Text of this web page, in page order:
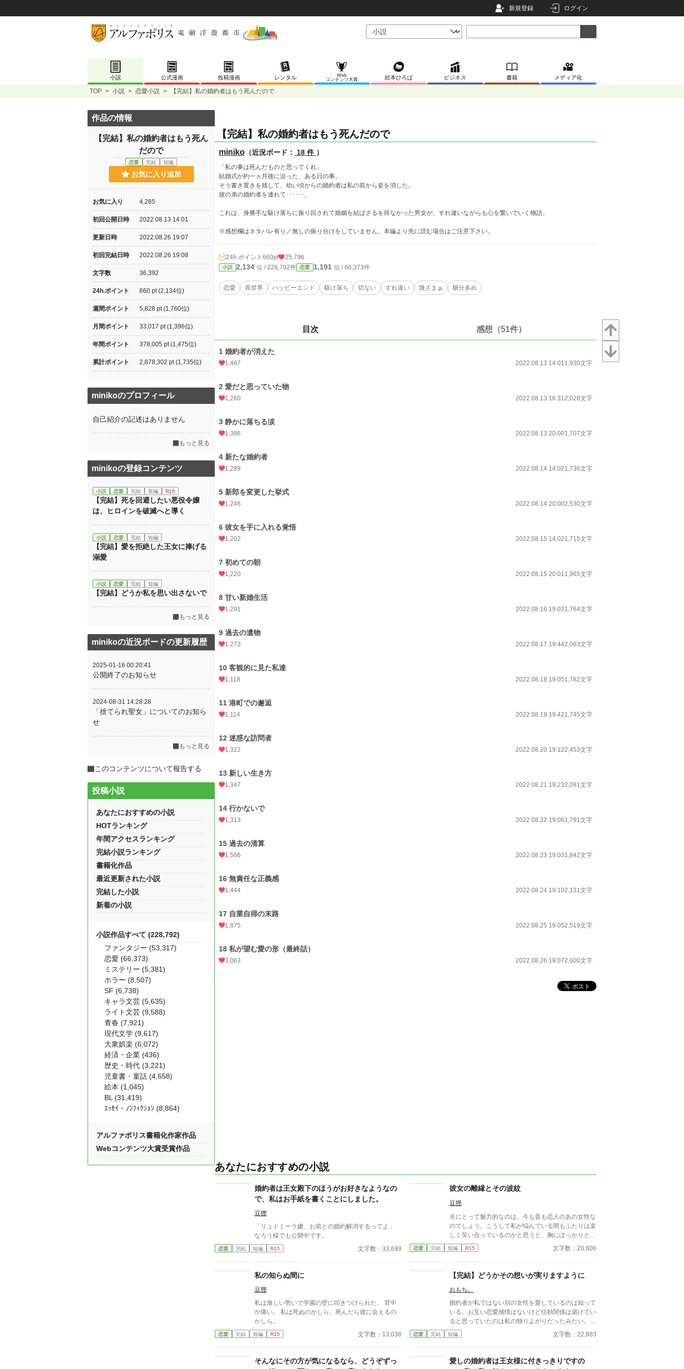
新規登録 ログイン
小説 公式漫画 投稿漫画 レンタル
Web
コンテンツ大賞
絵本ひろば ビジネス 書籍 メディア化
TOP > 小説 > 恋愛小説 > 【完結】私の婚約者はもう死んだので
【完結】私の婚約者はもう死んだので
miniko （近況ボード： 18 件 ）
「私の事は死んだものと思ってくれ」
結婚式が約一ヵ月後に迫った、ある日の事。
そう書き置きを残して、幼い頃からの婚約者は私の前から姿を消した。
彼の弟の婚約者を連れて･･････。
これは、身勝手な駆け落ちに振り回されて婚姻を結ばざるを得なかった男女が、すれ違いながらも心を繋いでいく物語。
※感想欄はネタバレ有り／無しの振り分けをしていません。本編より先に読む場合はご注意下さい。
24h.ポイント 660pt 25,796
小説 2,134 位 / 228,792件 恋愛 1,191 位 / 66,373件
恋愛 異世界 ハッピーエンド 駆け落ち 切ない すれ違い 微ざまぁ 糖分多め
目次 感想（51件）
1 婚約者が消えた
1,467 2022.08.13 14:011,930文字
2 愛だと思っていた物
1,260 2022.08.13 16:312,028文字
3 静かに落ちる涙
1,386 2022.08.13 20:001,707文字
4 新たな婚約者
1,289 2022.08.14 14:021,736文字
5 新郎を変更した挙式
1,246 2022.08.14 20:002,530文字
6 彼女を手に入れる覚悟
1,202 2022.08.15 14:021,715文字
7 初めての朝
1,220 2022.08.15 20:011,965文字
8 甘い新婚生活
1,291 2022.08.16 19:031,764文字
9 過去の遺物
1,273 2022.08.17 19:442,063文字
10 客観的に見た私達
1,118 2022.08.18 19:051,782文字
11 港町での邂逅
1,114 2022.08.19 19:421,745文字
12 迷惑な訪問者
1,322 2022.08.20 19:122,453文字
13 新しい生き方
1,347 2022.08.21 19:232,091文字
14 行かないで
1,313 2022.08.22 19:061,791文字
15 過去の清算
1,566 2022.08.23 19:031,842文字
16 無責任な正義感
1,444 2022.08.24 19:102,131文字
17 自業自得の末路
1,875 2022.08.25 19:052,519文字
18 私が望む愛の形（最終話）
3,063 2022.08.26 19:072,600文字
あなたにおすすめの小説
婚約者は王女殿下のほうがお好きなようなの
で、私はお手紙を書くことにしました。
豆狸
「リュドミーラ嬢、お前との婚約解消するってよ」
なろう様でも公開中です。
恋愛 完結 短編 R15 文字数：33,699
彼女の離縁とその波紋
豆狸
夫にとって魅力的なのは、今も昔も恋人のあの女性な
のでしょう。こうして私が悩んでいる間もふたりは楽
しく笑い合っているのかと思うと、胸にぽっかりと穴
が開いたような気持ちになりました。 ※子どもに関
するセンシティブな内容があります。
恋愛 完結 短編 R15 文字数：20,606
私の知らぬ間に
豆狸
私は激しい勢いで学園の壁に叩きつけられた。 背中
が痛い。 私は死ぬのかしら。死んだら彼に会えるの
かしら。
恋愛 完結 短編 R15 文字数：13,038
【完結】どうかその想いが実りますように
おもち。
婚約者が私ではない別の女性を愛しているのは知って
いる。お互い恋愛感情はないけど信頼関係は築けてい
ると思っていたのは私の独りよがりだったみたい。
学園では『愛し合う恋人の仲を引き裂くお飾りの婚約
者』と陰で言われているのは分かってる。 いつまで
から貴方を解放します。 貴方のその想いが実ります
ように…… もう私には願う事しかできないから。 ※
恋愛 完結 短編 文字数：22,883
そんなにその方が気になるなら、どうぞずっ
愛しの婚約者は王女様に付きっきりですの
作品の情報
【完結】私の婚約者はもう死ん
だので
恋愛 完結 短編
お気に入り追加
お気に入り 4,285
初回公開日時 2022.08.13 14:01
更新日時 2022.08.26 19:07
初回完結日時 2022.08.26 19:08
文字数 36,392
24h.ポイント 660 pt (2,134位)
週間ポイント 5,828 pt (1,760位)
月間ポイント 33,017 pt (1,396位)
年間ポイント 378,005 pt (1,475位)
累計ポイント 2,878,302 pt (1,735位)
minikoのプロフィール
自己紹介の記述はありません
もっと見る
minikoの登録コンテンツ
小説 恋愛 完結 長編 R15
【完結】死を回避したい悪役令嬢
は、ヒロインを破滅へと導く
小説 恋愛 完結 短編
【完結】愛を拒絶した王女に捧げる
溺愛
小説 恋愛 完結 短編
【完結】どうか私を思い出さないで
もっと見る
minikoの近況ボードの更新履歴
2025-01-16 00:20:41
公開終了のお知らせ
2024-08-31 14:28:28
「捨てられ聖女」についてのお知ら
せ
もっと見る
このコンテンツについて報告する
投稿小説
あなたにおすすめの小説
HOTランキング
年間アクセスランキング
完結小説ランキング
書籍化作品
最近更新された小説
完結した小説
新着の小説
小説作品すべて (228,792)
ファンタジー (53,317)
恋愛 (66,373)
ミステリー (5,381)
ホラー (8,507)
SF (6,738)
キャラ文芸 (5,635)
ライト文芸 (9,588)
青春 (7,921)
現代文学 (9,617)
大衆娯楽 (6,072)
経済・企業 (436)
歴史・時代 (3,221)
児童書・童話 (4,658)
絵本 (1,045)
BL (31,419)
ｴｯｾｲ・ﾉﾝﾌｨｸｼｮﾝ (8,864)
アルファポリス書籍化作家作品
Webコンテンツ大賞受賞作品